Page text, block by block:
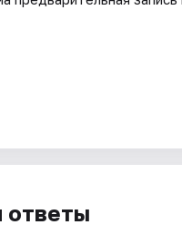
ответы